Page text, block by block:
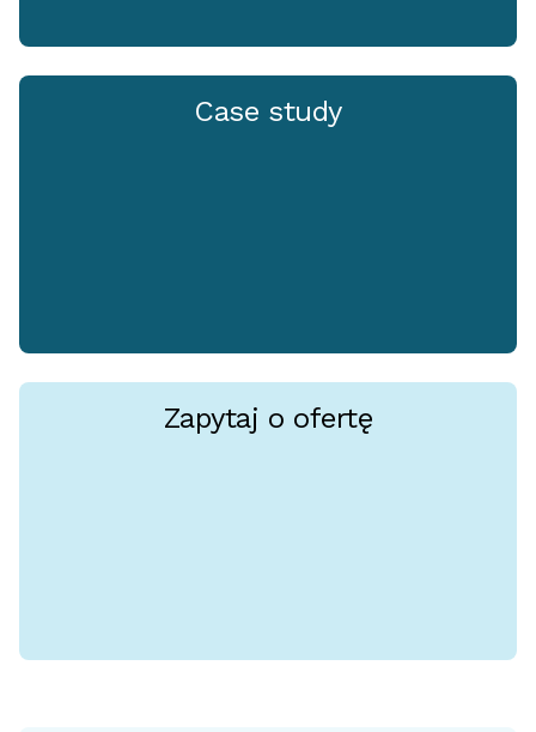
Case study
Zapytaj o ofertę